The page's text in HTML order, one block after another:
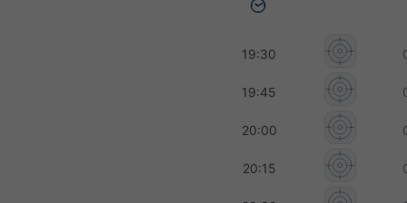
19:30
19:45
20:00
20:15